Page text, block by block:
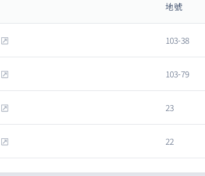
地號
103-38
103-79
23
22